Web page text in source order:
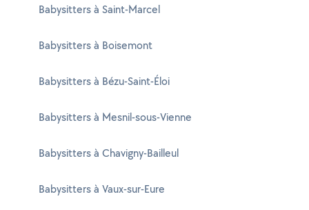
Babysitters à Saint-Marcel
Babysitters à Boisemont
Babysitters à Bézu-Saint-Éloi
Babysitters à Mesnil-sous-Vienne
Babysitters à Chavigny-Bailleul
Babysitters à Vaux-sur-Eure